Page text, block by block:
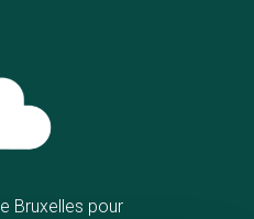
Bruxelles pour